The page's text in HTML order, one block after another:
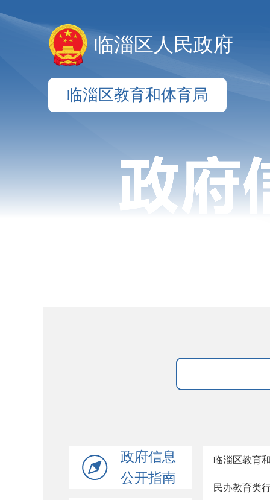
临淄区人民政府
临淄区教育和体育局
政府信息
公开指南
临淄区教育
民办教育类